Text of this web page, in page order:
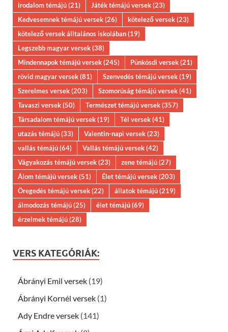
irodalom témájú(21) Játék témájú versek(23)
Kedvesemnek témájú versek(26) kötelező versek(23)
kötelező versek álltalános iskolában(19)
Legszebb magyar versek(38)
Mindennapok témájú versek(245) Pünkösdi versek(21)
rövid magyar versek(81) Szenvedés témájú versek(19)
Szerelmes versek(203) Szomorúság témájú versek(41)
Tavaszi versek(50) Természet témájú versek(357)
Társadalom témájú versek(19) Tél versek(41)
utazás témájú(33) Valentin-napi versek(23)
vallás témájú(64) Vallás témájú versek(42)
Vágyakozás témájú versek(23) zene témájú(27)
Álom témájú versek(51) Élet témájú versek(203)
Öregedés témájú versek(22) állatok témájú(219)
álmodozás témájú(25) élet témájú(69)
érzelmek témájú(28)
VERS KATEGÓRIÁK:
Ábrányi Emil versek (19)
Ábrányi Kornél versek (1)
Ady Endre versek (141)